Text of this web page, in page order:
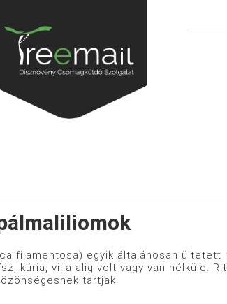
filamentosa) egyik általánosan ültetett
kúria, villa alig volt vagy van nélküle.
tartják.